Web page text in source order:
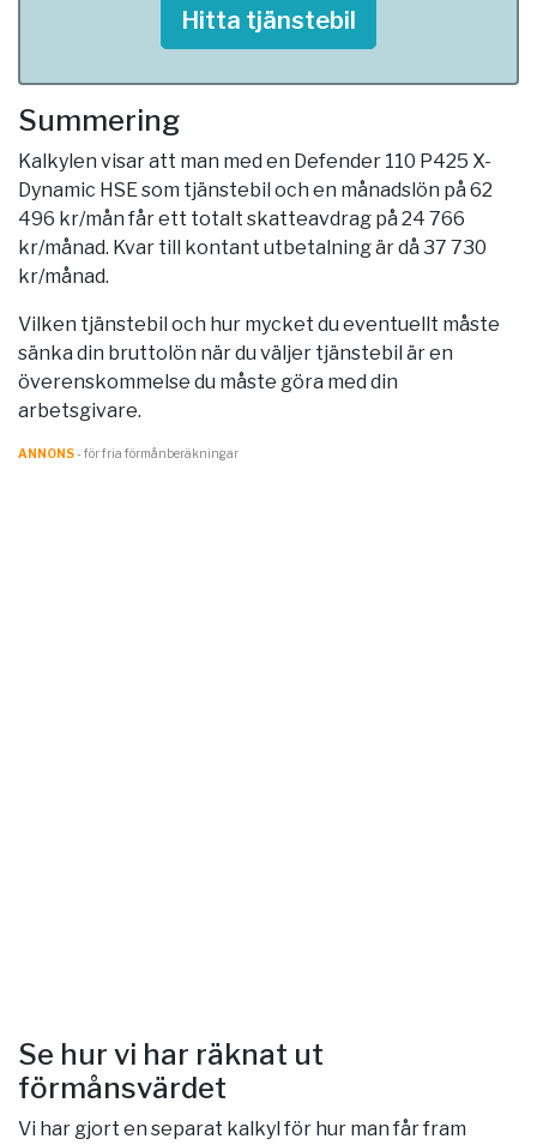
Hitta tjänstebil
Summering
Kalkylen visar att man med en Defender 110 P425 X-
Dynamic HSE som tjänstebil och en månadslön på 62
496 kr/mån får ett totalt skatteavdrag på 24 766
kr/månad. Kvar till kontant utbetalning är då 37 730
kr/månad.
Vilken tjänstebil och hur mycket du eventuellt måste
sänka din bruttolön när du väljer tjänstebil är en
överenskommelse du måste göra med din
arbetsgivare.
ANNONS- för fria förmånberäkningar
Se hur vi har räknat ut
förmånsvärdet
Vi har gjort en separat kalkyl för hur man får fram